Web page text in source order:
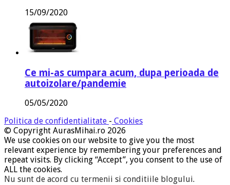
15/09/2020
Ce mi-as cumpara acum, dupa perioada de
autoizolare/pandemie
05/05/2020
Politica de confidentialitate - Cookies
© Copyright AurasMihai.ro 2026
We use cookies on our website to give you the most
relevant experience by remembering your preferences and
repeat visits. By clicking “Accept”, you consent to the use of
ALL the cookies.
Nu sunt de acord cu termenii si conditiile blogului.